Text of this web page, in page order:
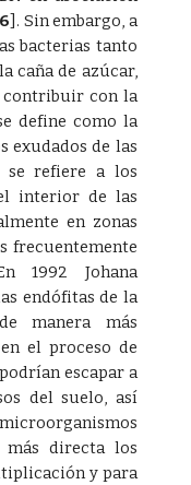
] . Sin embargo, a
bacterias tanto
caña de azúcar,
contribuir con la
define como la
exudados de las
se refiere a los
interior de las
en zonas
frecuentemente
1992 Johana
endófitas de la
manera más
el proceso de
escapar a
del suelo, así
directa los
y para